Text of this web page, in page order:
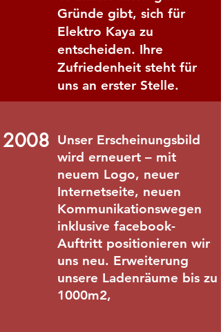
Gründe gibt, sich für
Elektro Kaya zu
entscheiden. Ihre
Zufriedenheit steht für
uns an erster Stelle.
2008 Unser Erscheinungsbild
wird erneuert – mit
neuem Logo, neuer
Internetseite, neuen
Kommunikationswegen
inklusive facebook-
Auftritt positionieren wir
uns neu. Erweiterung
unsere Ladenräume bis zu
1000m2,